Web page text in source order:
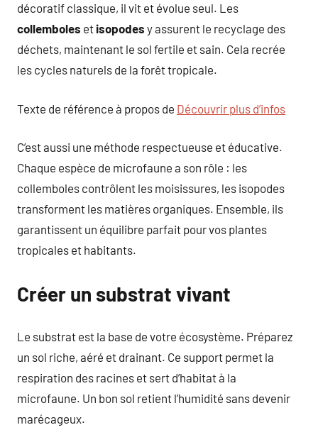
décoratif classique, il vit et évolue seul. Les
collemboles et isopodes y assurent le recyclage des
déchets, maintenant le sol fertile et sain. Cela recrée
les cycles naturels de la forêt tropicale.
Texte de référence à propos de Découvrir plus d’infos
C’est aussi une méthode respectueuse et éducative.
Chaque espèce de microfaune a son rôle : les
collemboles contrôlent les moisissures, les isopodes
transforment les matières organiques. Ensemble, ils
garantissent un équilibre parfait pour vos plantes
tropicales et habitants.
Créer un substrat vivant
Le substrat est la base de votre écosystème. Préparez
un sol riche, aéré et drainant. Ce support permet la
respiration des racines et sert d’habitat à la
microfaune. Un bon sol retient l’humidité sans devenir
marécageux.